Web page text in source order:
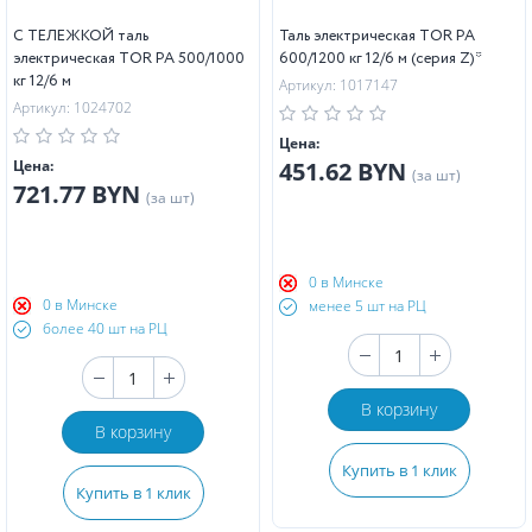
С ТЕЛЕЖКОЙ таль
электрическая TOR PA 500/1000
кг 12/6 м
Артикул: 1024702
Цена:
721.77 BYN (за шт)
0 в Минске
более 40 шт на РЦ
В корзину
Купить в 1 клик
Таль электрическая TOR PA
600/1200 кг 12/6 м (серия Z)*
Артикул: 1017147
Цена:
451.62 BYN (за шт)
0 в Минске
менее 5 шт на РЦ
В корзину
Купить в 1 клик